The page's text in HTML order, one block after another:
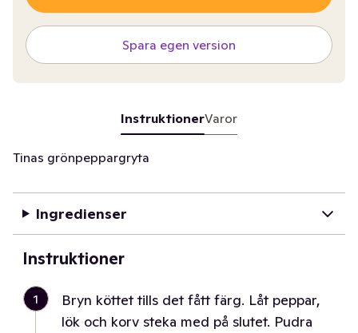
Spara egen version
InstruktionerVaror
Tinas grönpeppargryta
Ingredienser
Instruktioner
1
Bryn köttet tills det fått färg. Låt peppar,
lök och korv steka med på slutet. Pudra